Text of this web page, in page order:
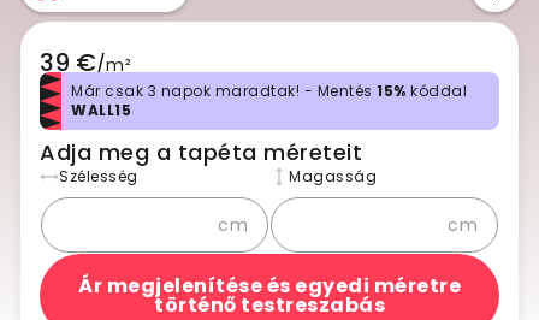
39 €/m²
Már csak 3 napok maradtak! - Mentés 15% kóddal
WALL15
Adja meg a tapéta méreteit
Szélesség
cm
Magasság
cm
Ár megjelenítése és egyedi méretre
történő testreszabás